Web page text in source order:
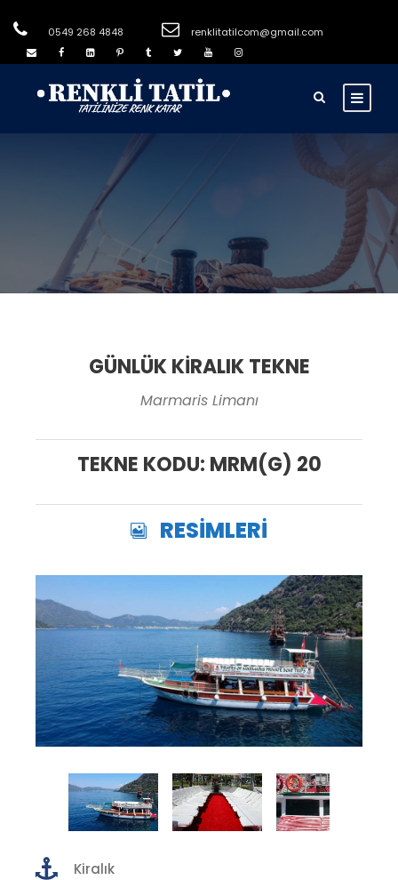
0549 268 4848 renklitatilcom@gmail.com
GÜNLÜK KİRALIK TEKNE
Marmaris Limanı
TEKNE KODU: MRM(G) 20
RESİMLERİ
Kiralık